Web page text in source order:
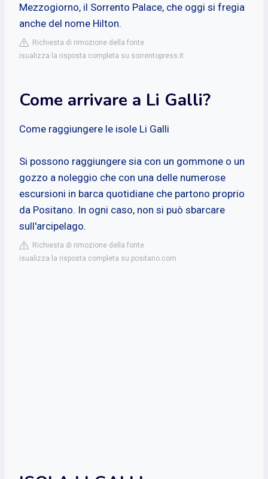
Mezzogiorno, il Sorrento Palace, che oggi si fregia
anche del nome Hilton.
Richiesta di rimozione della fonte
isualizza la risposta completa su sorrentopress.it
Come arrivare a Li Galli?
Come raggiungere le isole Li Galli
Si possono raggiungere sia con un gommone o un
gozzo a noleggio che con una delle numerose
escursioni in barca quotidiane che partono proprio
da Positano. In ogni caso, non si può sbarcare
sull'arcipelago.
Richiesta di rimozione della fonte
isualizza la risposta completa su positano.com